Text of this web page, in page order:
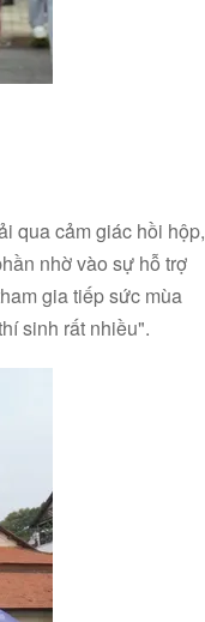
qua cảm giác hồi hộp,
nhờ vào sự hỗ trợ
gia tiếp sức mùa
sinh rất nhiều".